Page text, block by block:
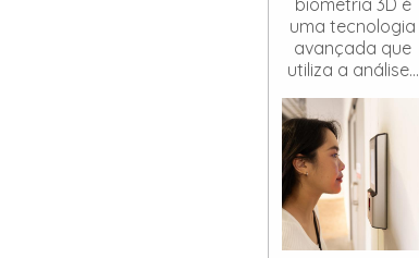
biometria 3D é
uma tecnologia
avançada que
utiliza a análise...